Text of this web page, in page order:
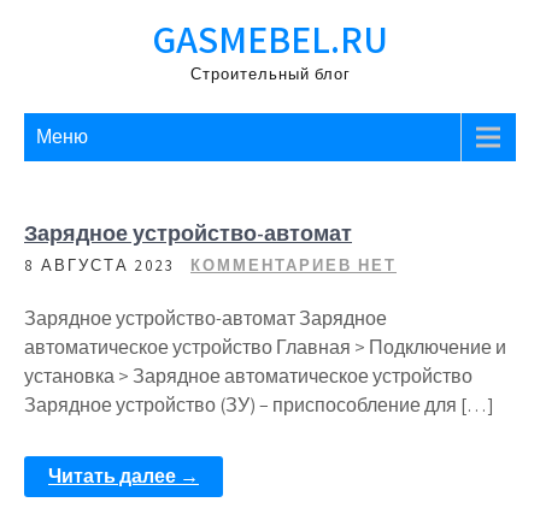
GASMEBEL.RU
Строительный блог
Меню
Зарядное устройство-автомат
8 АВГУСТА 2023 КОММЕНТАРИЕВ НЕТ
Зарядное устройство-автомат Зарядное
автоматическое устройство Главная > Подключение и
установка > Зарядное автоматическое устройство
Зарядное устройство (ЗУ) – приспособление для […]
Читать далее →